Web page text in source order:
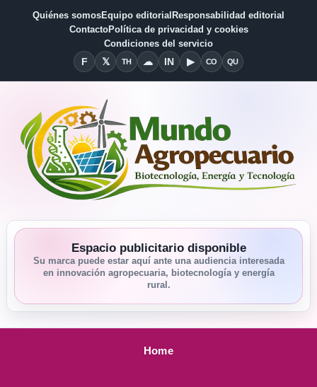
Quiénes somosEquipo editorial Responsabilidad editorial
ContactoPolítica de privacidad y cookies
Condiciones del servicio
FFacebook
𝕏
X THThreads
☁Bluesky
INLinkedin
▶YouTube
COCondiciones del Servicio
QUQuiénes somos
Espacio publicitario disponible
Su marca puede estar aquí ante una audiencia interesada
en innovación agropecuaria, biotecnología y energía
rural.
Home